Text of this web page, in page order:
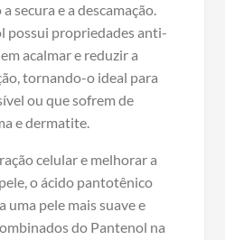
secura e a descamação.
possui propriedades anti-
acalmar e reduzir a
tornando-o ideal para
ou que sofrem de
e dermatite.
celular e melhorar a
o ácido pantotênico
pele mais suave e
do Pantenol na